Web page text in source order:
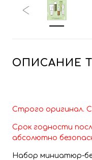
ОПИСАНИЕ
Строго оригинал.
Срок годности
абсолютно
Набор миниатюр-